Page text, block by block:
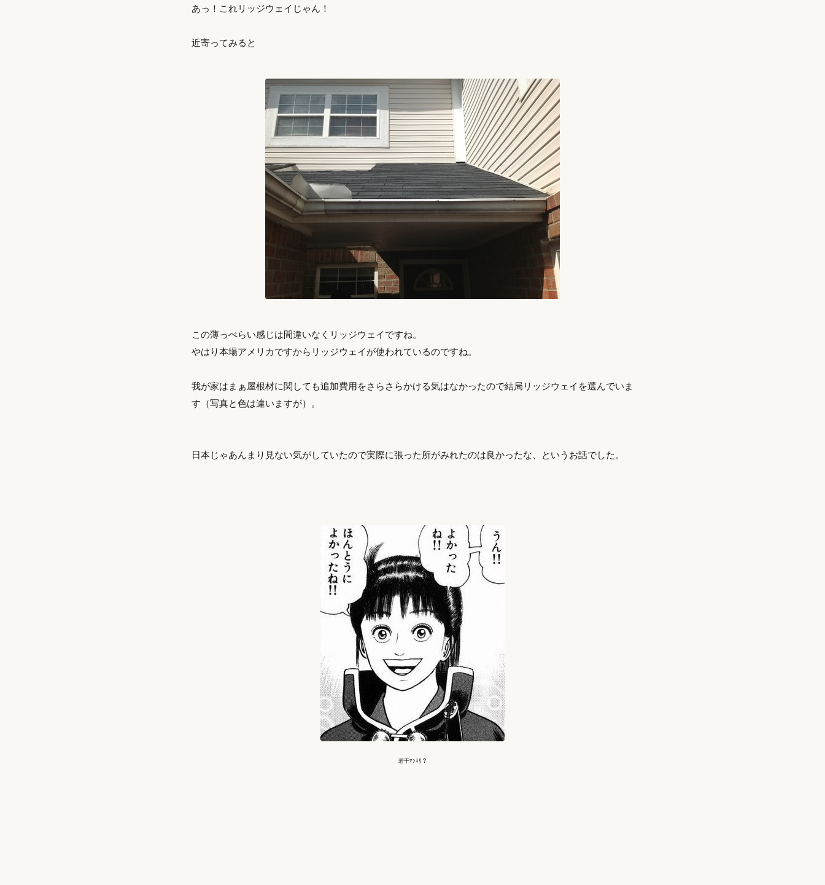
あっ！これリッジウェイじゃん！
近寄ってみると
この薄っぺらい感じは間違いなくリッジウェイですね。
やはり本場アメリカですからリッジウェイが使われているのですね。
我が家はまぁ屋根材に関しても追加費用をさらさらかける気はなかったので結局リッジウェイを選んでいま
す（写真と色は違いますが）。
日本じゃあんまり見ない気がしていたので実際に張った所がみれたのは良かったな、というお話でした。
若干ﾏﾝﾈﾘ？